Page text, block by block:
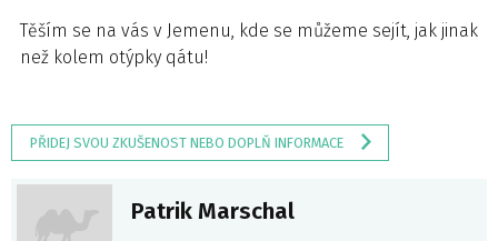
Těším se na vás v Jemenu, kde se můžeme sejít, jak jinak
než kolem otýpky qátu!
PŘIDEJ SVOU ZKUŠENOST NEBO DOPLŇ INFORMACE
Patrik Marschal